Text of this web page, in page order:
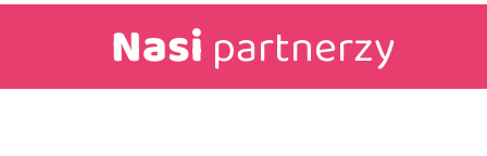
Nasipartnerzy